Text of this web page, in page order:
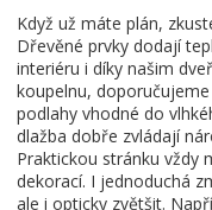
Když už máte plán,
Dřevěné prvky dodají
interiéru i díky našim
koupelnu,
podlahy vhodné do
dlažba dobře zvládají
Praktickou stránku vždy
dekorací. I jednoduchá
ale i opticky zvětšit.